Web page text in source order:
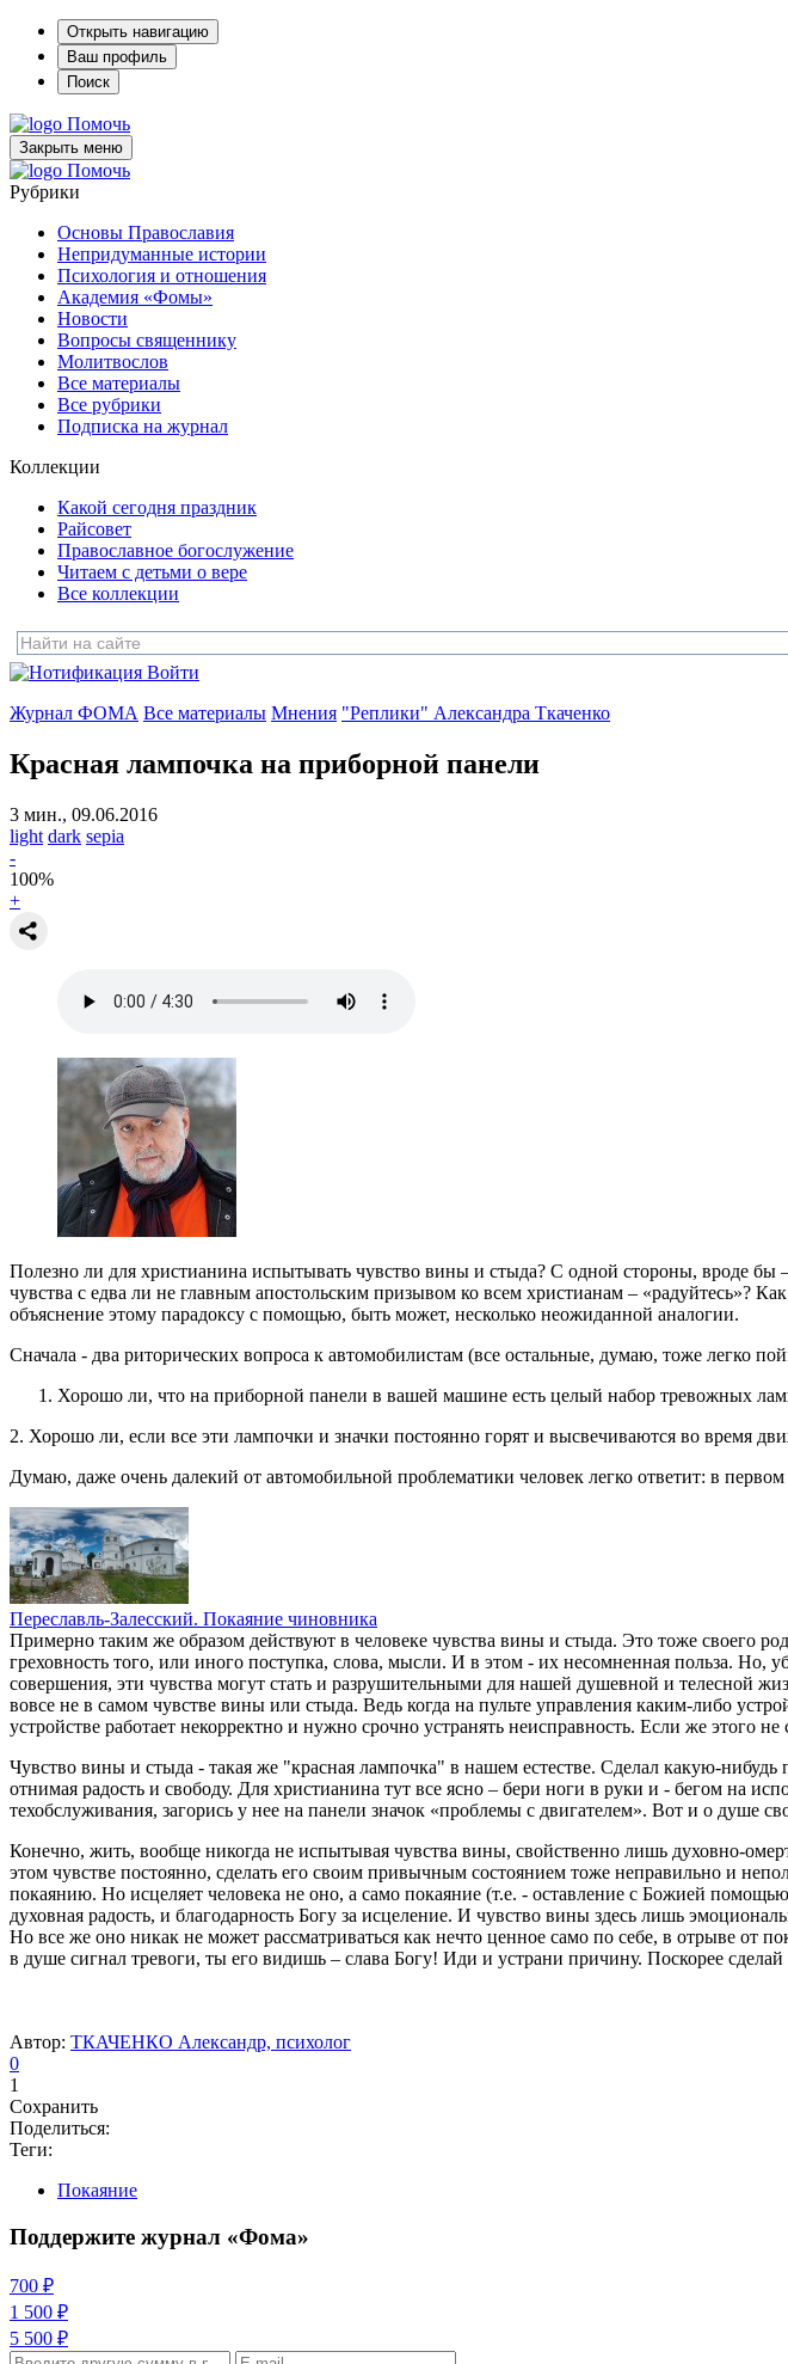
Открыть навигацию
Ваш профиль
Поиск
Помочь
Закрыть меню
Помочь
Рубрики
Основы Православия
Непридуманные истории
Психология и отношения
Академия «Фомы»
Новости
Вопросы священнику
Молитвослов
Все материалы
Все рубрики
Подписка на журнал
Коллекции
Какой сегодня праздник
Райсовет
Православное богослужение
Читаем с детьми о вере
Все коллекции
Войти
Журнал ФОМА Все материалы Мнения "Реплики" Александра Ткаченко
Красная лампочка на приборной панели
3 мин., 09.06.2016
light dark sepia
-
100%
+
Полезно ли для христианина испытывать чувство вины и стыда? С одной стороны, вроде бы
чувства с едва ли не главным апостольским призывом ко всем христианам – «радуйтесь»?
объяснение этому парадоксу с помощью, быть может, несколько неожиданной аналогии.
Сначала - два риторических вопроса к автомобилистам (все остальные, думаю, тоже легко
Хорошо ли, что на приборной панели в вашей машине есть целый набор тревожных
2. Хорошо ли, если все эти лампочки и значки постоянно горят и высвечиваются во время
Думаю, даже очень далекий от автомобильной проблематики человек легко ответит: в
Переславль-Залесский. Покаяние чиновника
Примерно таким же образом действуют в человеке чувства вины и стыда. Это тоже своего
греховность того, или иного поступка, слова, мысли. И в этом - их несомненная польза. Но,
совершения, эти чувства могут стать и разрушительными для нашей душевной и телесной
вовсе не в самом чувстве вины или стыда. Ведь когда на пульте управления каким-либо
устройстве работает некорректно и нужно срочно устранять неисправность. Если же этого не
Чувство вины и стыда - такая же "красная лампочка" в нашем естестве. Сделал какую-
отнимая радость и свободу. Для христианина тут все ясно – бери ноги в руки и - бегом на
техобслуживания, загорись у нее на панели значок «проблемы с двигателем». Вот и о душе
Конечно, жить, вообще никогда не испытывая чувства вины, свойственно лишь духовно-
этом чувстве постоянно, сделать его своим привычным состоянием тоже неправильно и
покаянию. Но исцеляет человека не оно, а само покаяние (т.е. - оставление с Божией
духовная радость, и благодарность Богу за исцеление. И чувство вины здесь лишь
Но все же оно никак не может рассматриваться как нечто ценное само по себе, в отрыве от
в душе сигнал тревоги, ты его видишь – слава Богу! Иди и устрани причину. Поскорее сделай
Автор: ТКАЧЕНКО Александр, психолог
0
1
Сохранить
Поделиться:
Теги:
Покаяние
Поддержите журнал «Фома»
700 ₽
1 500 ₽
5 500 ₽